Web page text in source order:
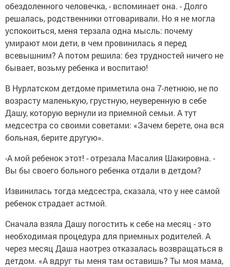
обездоленного человечка, - вспоминает она. - Долго
решалась, родственники отговаривали. Но я не могла
успокоиться, меня терзала одна мысль: почему
умирают мои дети, в чем провинилась я перед
всевышним? А потом решила: без трудностей ничего не
бывает, возьму ребенка и воспитаю!
В Нурлатском детдоме приметила она 7-летнюю, не по
возрасту маленькую, грустную, неуверенную в себе
Дашу, которую вернули из приемной семьи. А тут
медсестра со своими советами: «Зачем берете, она вся
больная, берите другую».
-А мой ребенок этот! - отрезала Масалия Шакировна. -
Вы бы своего больного ребенка отдали в детдом?
Извинилась тогда медсестра, сказала, что у нее самой
ребенок страдает астмой.
Сначала взяла Дашу погостить к себе на месяц - это
необходимая процедура для приемных родителей. А
через месяц Даша наотрез отказалась возвращаться в
детдом. «А вдруг ты меня там оставишь? Ты моя мама,